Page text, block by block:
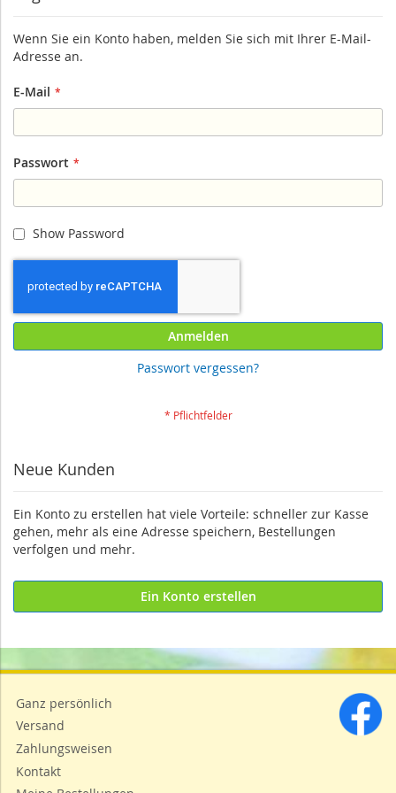
Wenn Sie ein Konto haben, melden Sie sich mit Ihrer E-Mail-
Adresse an.
E-Mail
Passwort
Show Password
Anmelden
Passwort vergessen?
Neue Kunden
Ein Konto zu erstellen hat viele Vorteile: schneller zur Kasse
gehen, mehr als eine Adresse speichern, Bestellungen
verfolgen und mehr.
Ein Konto erstellen
Ganz persönlich
Versand
Zahlungsweisen
Kontakt